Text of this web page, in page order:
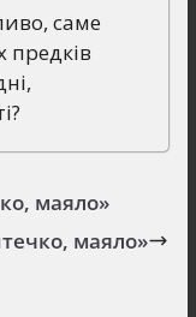
саме
предків
маяло»
маяло»